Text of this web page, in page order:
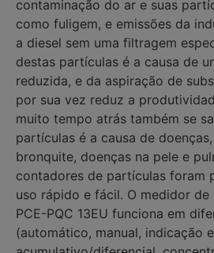
contaminação do ar e suas
como fuligem, e emissões da
a diesel sem uma filtragem
destas partículas é a causa de
reduzida, e da aspiração de
por sua vez reduz a
muito tempo atrás também se
partículas é a causa de
bronquite, doenças na pele e
contadores de partículas foram
uso rápido e fácil. O medidor
PCE-PQC 13EU funciona em
(automático, manual, indicação